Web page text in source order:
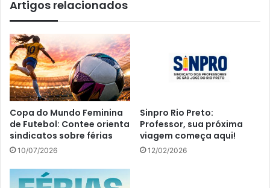
Artigos relacionados
Copa do Mundo Feminina
de Futebol: Contee orienta
sindicatos sobre férias
10/07/2026
Sinpro Rio Preto:
Professor, sua próxima
viagem começa aqui!
12/02/2026